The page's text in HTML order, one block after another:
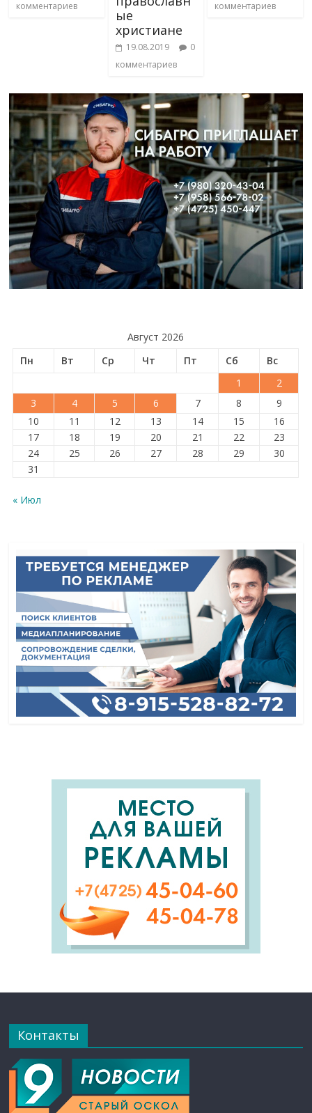
комментариев
ые
христиане
19.08.2019
0
комментариев
комментариев
Август 2026
Пн
Вт Ср Чт Пт Сб
Вс
1
2
3
4 5 6 7 8
9
10
11 12 13 14 15
16
17
18 19 20 21 22
23
24
25 26 27 28 29
30
31
« Июл
Контакты